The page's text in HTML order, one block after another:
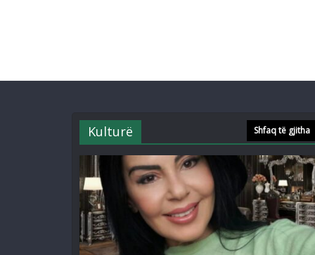
Kulturë Shfaq të gjitha